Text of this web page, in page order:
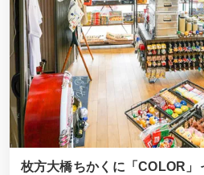
枚方大橋ちかくに「COLOR」